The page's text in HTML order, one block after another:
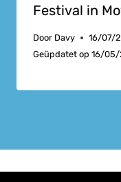
Festival in
Door Davy
16/07/
Geüpdatet op 16/05/